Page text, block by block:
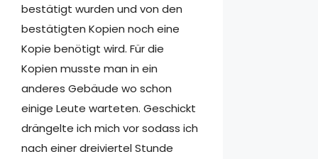
bestätigt wurden und von den
bestätigten Kopien noch eine
Kopie benötigt wird. Für die
Kopien musste man in ein
anderes Gebäude wo schon
einige Leute warteten. Geschickt
drängelte ich mich vor sodass ich
nach einer dreiviertel Stunde